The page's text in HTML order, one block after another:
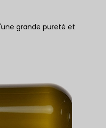
grande pureté et